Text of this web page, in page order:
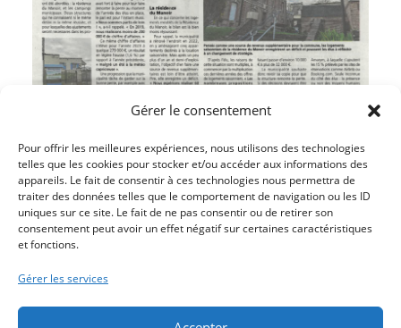
Gérer le consentement
Pour offrir les meilleures expériences, nous utilisons des technologies
telles que les cookies pour stocker et/ou accéder aux informations des
appareils. Le fait de consentir à ces technologies nous permettra de
traiter des données telles que le comportement de navigation ou les ID
uniques sur ce site. Le fait de ne pas consentir ou de retirer son
consentement peut avoir un effet négatif sur certaines caractéristiques
et fonctions.
Gérer les services
Article précédent
LE P’TIT MUSÉE A FAIT REVIVRE LES TEXTES DE
PHILIPPE GARNIER